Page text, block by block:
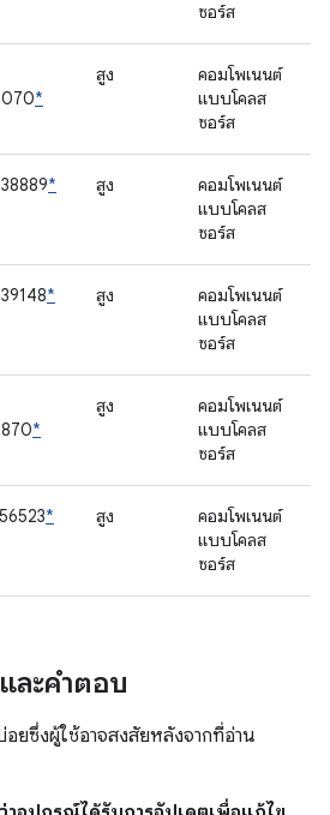
ซอร์ส
*
สูง
คอมโพเนนต์
แบบโคลส
ซอร์ส
* สูง
คอมโพเนนต์
แบบโคลส
ซอร์ส
* สูง
คอมโพเนนต์
แบบโคลส
ซอร์ส
*
สูง
คอมโพเนนต์
แบบโคลส
ซอร์ส
* สูง
คอมโพเนนต์
แบบโคลส
ซอร์ส
ละคำตอบ
ยซึ่งผู้ใช้อาจสงสัยหลังจากที่อ่าน